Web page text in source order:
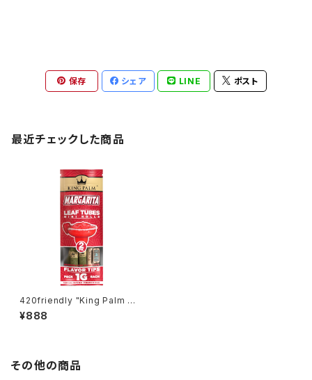
保存 シェア LINE ポスト
最近チェックした商品
420friendly "King Palm Wr
ap" キングパーム Leaf pre ro
lls 詰めるだけで楽しめる 420
¥888
その他の商品